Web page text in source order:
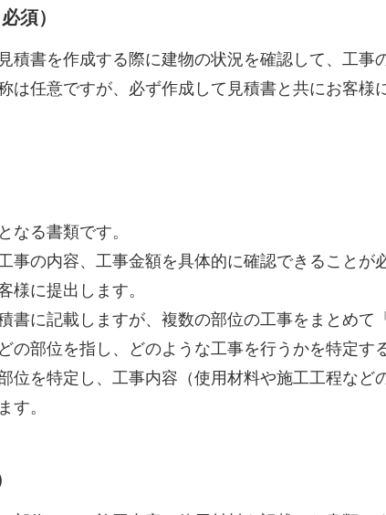
須）
積書を作成する際に建物の状況を確認して、工事
任意ですが、必ず作成して見積書と共にお客様
なる書類です。
事の内容、工事金額を具体的に確認できることが
様に提出します。
に記載しますが、複数の部位の工事をまとめて
部位を指し、どのような工事を行うかを特定す
位を特定し、工事内容（使用材料や施工工程など
す。